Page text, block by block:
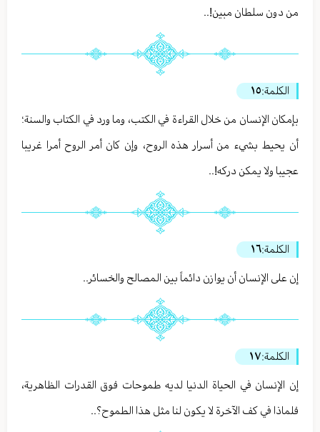
من دون سلطان مبين!..
الكلمة:١٥
بإمكان الإنسان من خلال القراءة في الكتب، وما ورد في الكتاب والسنة؛
أن يحيط بشيء من أسرار هذه الروح، وإن كان أمر الروح أمرا غريبا
عجيبا ولا يمكن دركه!..
الكلمة:١٦
إن على الإنسان أن يوازن دائماً بين المصالح والخسائر..
الكلمة:١٧
إن الإنسان في الحياة الدنيا لديه طموحات فوق القدرات الظاهرية،
فلماذا في كف الآخرة لا يكون لنا مثل هذا الطموح؟..